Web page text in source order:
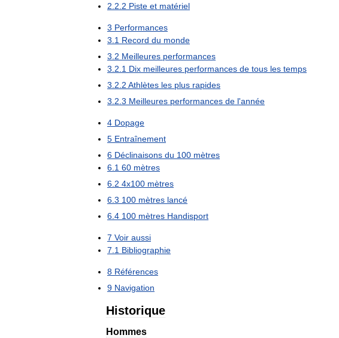
2 2 2 Piste et matériel
3 Performances
3 1 Record du monde
3 2 Meilleures performances
3 2 1 Dix meilleures performances de tous les temps
3 2 2 Athlètes les plus rapides
3 2 3 Meilleures performances de l'année
4 Dopage
5 Entraînement
6 Déclinaisons du 100 mètres
6 1 60 mètres
6 2 4x100 mètres
6 3 100 mètres lancé
6 4 100 mètres Handisport
7 Voir aussi
7 1 Bibliographie
8 Références
9 Navigation
Historique
Hommes